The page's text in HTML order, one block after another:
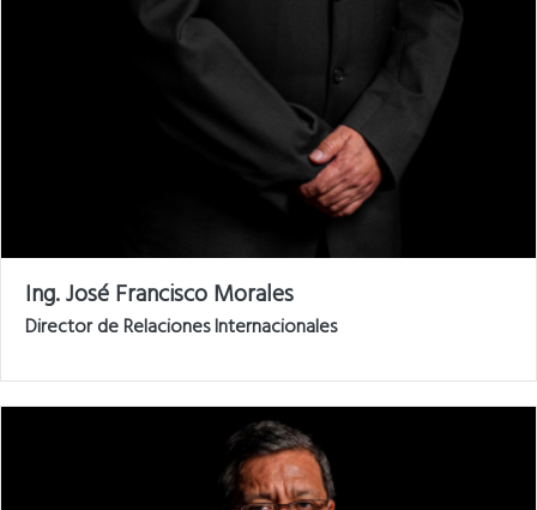
Ing. José Francisco Morales
Director de Relaciones Internacionales